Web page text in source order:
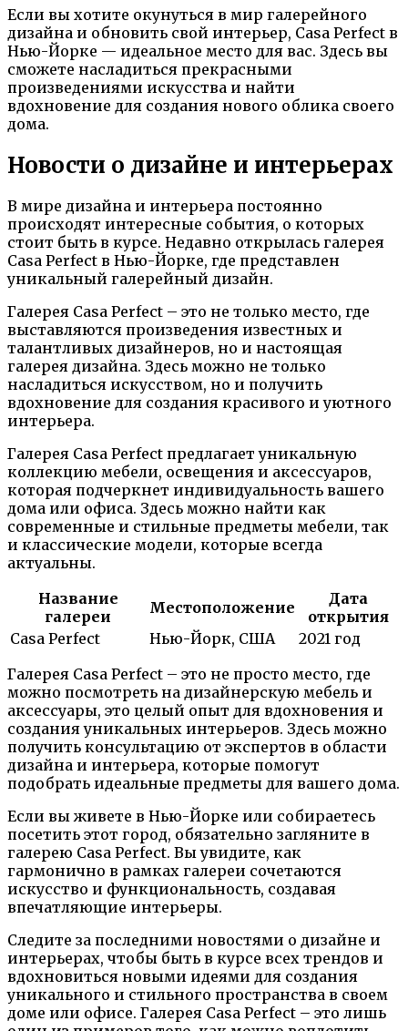
Если вы хотите окунуться в мир галерейного
дизайна и обновить свой интерьер, Casa Perfect в
Нью-Йорке — идеальное место для вас. Здесь вы
сможете насладиться прекрасными
произведениями искусства и найти
вдохновение для создания нового облика своего
дома.
Новости о дизайне и интерьерах
В мире дизайна и интерьера постоянно
происходят интересные события, о которых
стоит быть в курсе. Недавно открылась галерея
Casa Perfect в Нью-Йорке, где представлен
уникальный галерейный дизайн.
Галерея Casa Perfect – это не только место, где
выставляются произведения известных и
талантливых дизайнеров, но и настоящая
галерея дизайна. Здесь можно не только
насладиться искусством, но и получить
вдохновение для создания красивого и уютного
интерьера.
Галерея Casa Perfect предлагает уникальную
коллекцию мебели, освещения и аксессуаров,
которая подчеркнет индивидуальность вашего
дома или офиса. Здесь можно найти как
современные и стильные предметы мебели, так
и классические модели, которые всегда
актуальны.
Название
галереи
Местоположение
Дата
открытия
Casa Perfect
Нью-Йорк, США
2021 год
Галерея Casa Perfect – это не просто место, где
можно посмотреть на дизайнерскую мебель и
аксессуары, это целый опыт для вдохновения и
создания уникальных интерьеров. Здесь можно
получить консультацию от экспертов в области
дизайна и интерьера, которые помогут
подобрать идеальные предметы для вашего дома.
Если вы живете в Нью-Йорке или собираетесь
посетить этот город, обязательно загляните в
галерею Casa Perfect. Вы увидите, как
гармонично в рамках галереи сочетаются
искусство и функциональность, создавая
впечатляющие интерьеры.
Следите за последними новостями о дизайне и
интерьерах, чтобы быть в курсе всех трендов и
вдохновиться новыми идеями для создания
уникального и стильного пространства в своем
доме или офисе. Галерея Casa Perfect – это лишь